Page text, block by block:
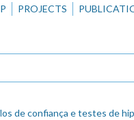
PROJECTS
de confiança e testes de